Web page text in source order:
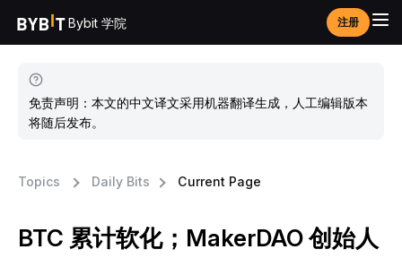
Bybit 学院 注册
免责声明：本文的中文译文采用机器翻译生成，人工编辑版本
将随后发布。
Topics Daily Bits Current Page
BTC 累计软化；MakerDAO 创始人